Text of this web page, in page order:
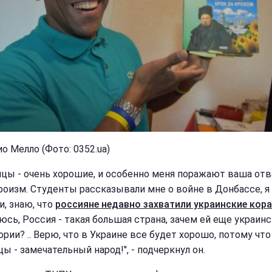
Мелло (Фото: 0352.ua)
- очень хорошие, и особенно меня поражают ваша
Студенты рассказывали мне о войне в Донбассе,
знаю, что россияне недавно захватили украинские
Россия - такая большая страна, зачем ей еще
.. Верю, что в Украине все будет хорошо, потому что
- замечательный народ!", - подчеркнул он.